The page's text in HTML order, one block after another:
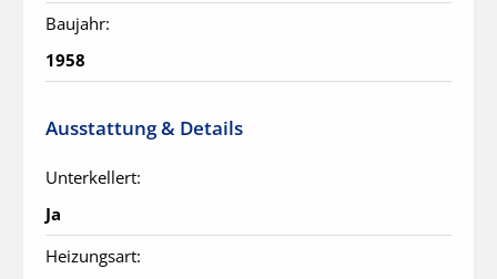
Baujahr:
1958
Ausstattung & Details
Unterkellert:
Ja
Heizungsart: